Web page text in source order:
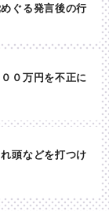
ぐる発言後の行
０万円を不正に
頭などを打つけ